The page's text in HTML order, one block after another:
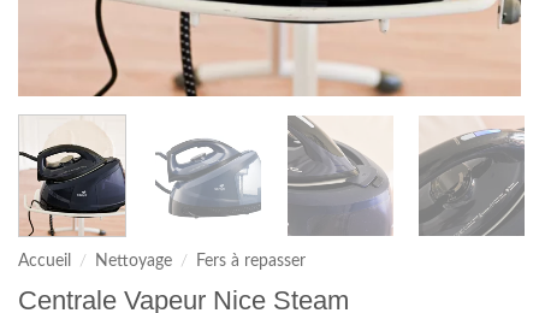
Accueil / Nettoyage / Fers à repasser
Centrale Vapeur Nice Steam